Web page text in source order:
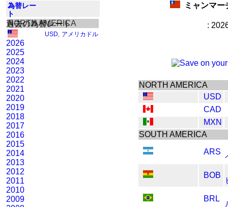
為替レー
ト
NORTH AMERICA
USD アメリカドル
過去の為替レート
2026
2025
2024
2023
2022
2021
2020
2019
2018
2017
2016
2015
2014
2013
2012
2011
2010
2009
ミャンマ
:
NORTH AMERICA
USD
CAD
MXN
SOUTH AMERICA
ARS
BOB
BRL